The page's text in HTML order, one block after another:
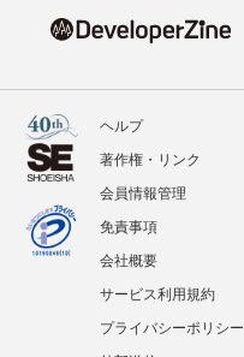
ヘルプ
著作権・リンク
会員情報管理
免責事項
会社概要
サービス利用規約
プライバシーポリシー